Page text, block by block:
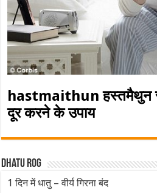
hastmaithun हस्तमैथुन
दूर करने के उपाय
Dhatu rog
1 दिन में धातु – वीर्य गिरना बंद